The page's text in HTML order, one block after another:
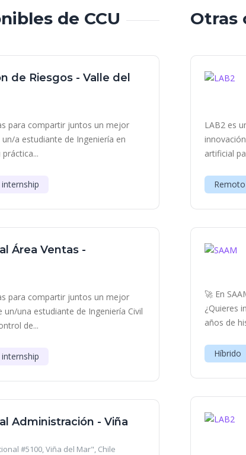
de CCU
de Riesgos - Valle del
para compartir juntos un mejor
a estudiante de Ingeniería en
Área Ventas -
para compartir juntos un mejor
una estudiante de Ingeniería Civil
de...
Administración - Viña
#5100, Viña del Mar", Chile
Otras
LAB2 es
artificial
Remoto
🚀 En
¿Quieres
años de
Híbrido